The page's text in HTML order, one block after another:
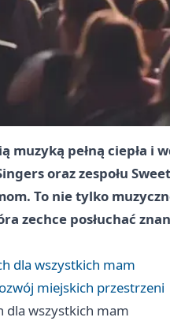
muzyką pełną ciepła i
oraz zespołu
To nie tylko
zechce posłuchać
dla wszystkich mam
miejskich przestrzeni
dla wszystkich mam